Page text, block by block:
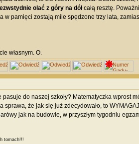
olać z góry na dółcałą resztę.
w pamięci zostają mile spędzone trzy lata,
własnym. O.
pasuje do naszej szkoły? Matematyczka wprost
sprawa, że jak się już zdecydowało, to
jak na budowie, w przyszłym tygodniu
tomach!!!